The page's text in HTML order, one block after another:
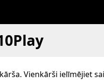
Vienkārši ielīmējiet